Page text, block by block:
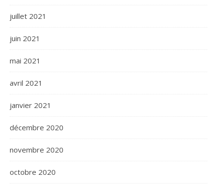
juillet 2021
juin 2021
mai 2021
avril 2021
janvier 2021
décembre 2020
novembre 2020
octobre 2020